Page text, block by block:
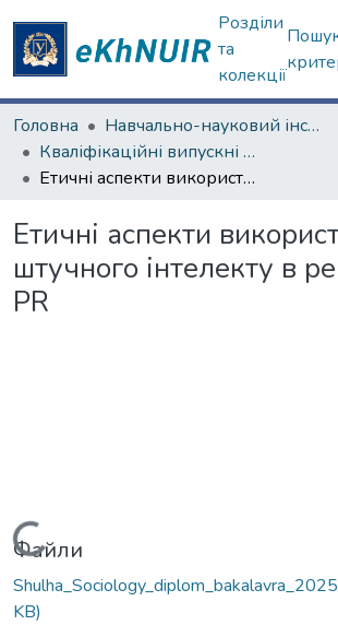
Розділи
та
колекції
Головна
Навчально-науковий інститут соціології та медіакомунікацій
Кваліфікаційні випускні роботи бакалаврів. Навчально-науковий інститут соціології та медіакомунікацій
Етичні аспекти використання штучного інтелекту в рекламі та PR
Етичні аспекти
штучного інтелекту в
PR
Вантажиться...
Файли
KB)